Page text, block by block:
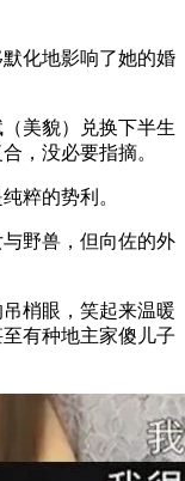
化地影响了她的婚
美貌）兑换下半生
，没必要指摘。
粹的势利。
野兽，但向佐的外
梢眼，笑起来温暖
有种地主家傻儿子